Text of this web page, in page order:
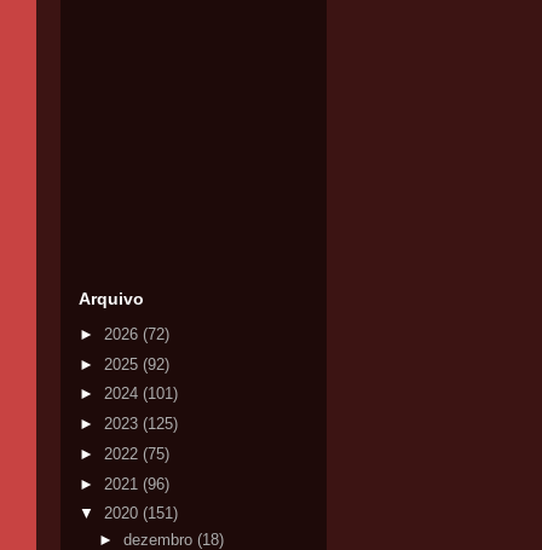
Arquivo
► 2026 (72)
► 2025 (92)
► 2024 (101)
► 2023 (125)
► 2022 (75)
► 2021 (96)
▼ 2020 (151)
► dezembro (18)